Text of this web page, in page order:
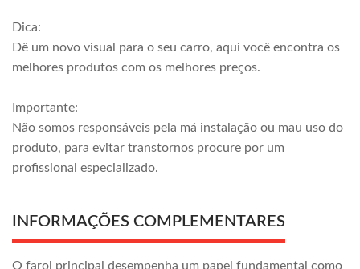
Dica:
Dê um novo visual para o seu carro, aqui você encontra os
melhores produtos com os melhores preços.
Importante:
Não somos responsáveis pela má instalação ou mau uso do
produto, para evitar transtornos procure por um
profissional especializado.
INFORMAÇÕES COMPLEMENTARES
O farol principal desempenha um papel fundamental como